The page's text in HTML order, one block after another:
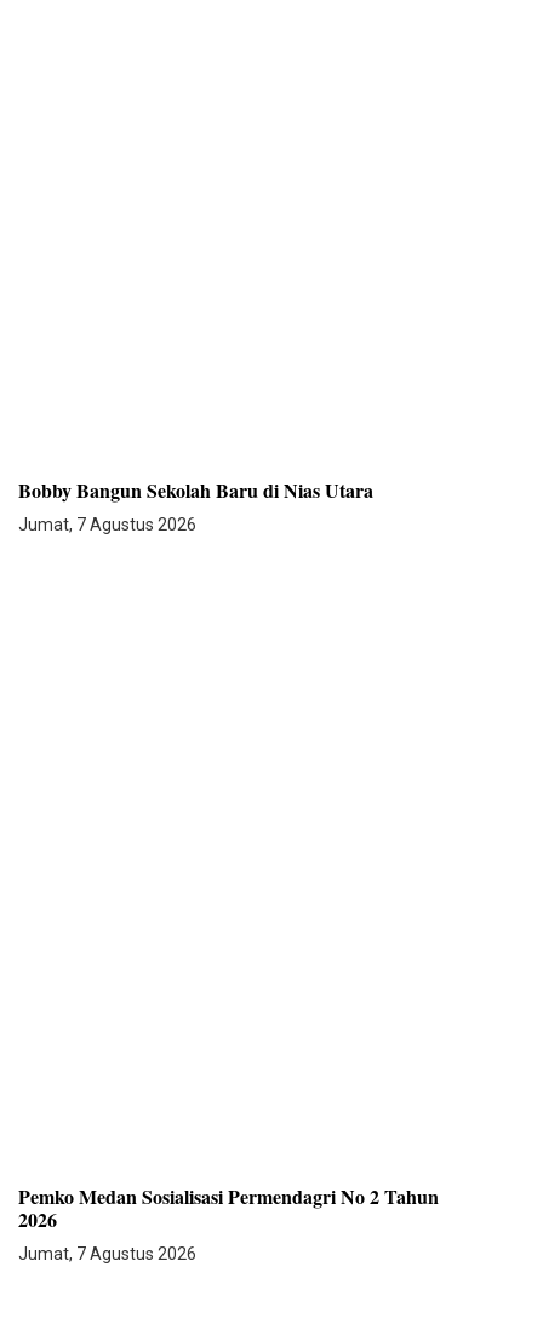
Bobby Bangun Sekolah Baru di Nias Utara
Jumat, 7 Agustus 2026
Pemko Medan Sosialisasi Permendagri No 2 Tahun
2026
Jumat, 7 Agustus 2026